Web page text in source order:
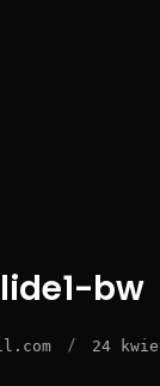
bw
/ 24